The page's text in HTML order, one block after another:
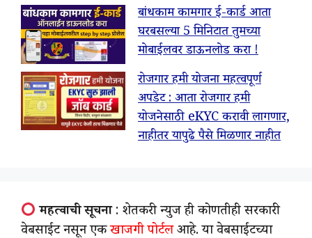
बांधकाम कामगार ई-कार्ड आता
घरबसल्या 5 मिनिटात तुमच्या
मोबाईलवर डाऊनलोड करा !
रोजगार हमी योजना महत्वपूर्ण
अपडेट : आता रोजगार हमी
योजनेसाठी eKYC करावी लागणार,
नाहीतर यापुढे पैसे मिळणार नाहीत
महत्वाची सूचना: शेतकरी न्युज ही कोणतीही सरकारी
वेबसाईट नसून एकखाजगी पोर्टलआहे. या वेबसाईटच्या